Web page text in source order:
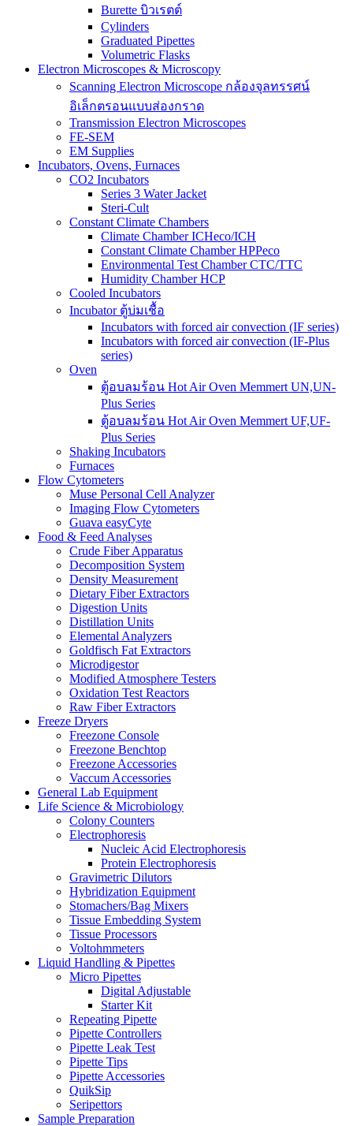
Burette บิวเรตต์
Cylinders
Graduated Pipettes
Volumetric Flasks
Electron Microscopes & Microscopy
Scanning Electron Microscope กล้องจุลทรรศน์
อิเล็กตรอนแบบส่องกราด
Transmission Electron Microscopes
FE-SEM
EM Supplies
Incubators, Ovens, Furnaces
CO2 Incubators
Series 3 Water Jacket
Steri-Cult
Constant Climate Chambers
Climate Chamber ICHeco/ICH
Constant Climate Chamber HPPeco
Environmental Test Chamber CTC/TTC
Humidity Chamber HCP
Cooled Incubators
Incubator ตู้บ่มเชื้อ
Incubators with forced air convection (IF series)
Incubators with forced air convection (IF-Plus
series)
Oven
ตู้อบลมร้อน Hot Air Oven Memmert UN,UN-
Plus Series
ตู้อบลมร้อน Hot Air Oven Memmert UF,UF-
Plus Series
Shaking Incubators
Furnaces
Flow Cytometers
Muse Personal Cell Analyzer
Imaging Flow Cytometers
Guava easyCyte
Food & Feed Analyses
Crude Fiber Apparatus
Decomposition System
Density Measurement
Dietary Fiber Extractors
Digestion Units
Distillation Units
Elemental Analyzers
Goldfisch Fat Extractors
Microdigestor
Modified Atmosphere Testers
Oxidation Test Reactors
Raw Fiber Extractors
Freeze Dryers
Freezone Console
Freezone Benchtop
Freezone Accessories
Vaccum Accessories
General Lab Equipment
Life Science & Microbiology
Colony Counters
Electrophoresis
Nucleic Acid Electrophoresis
Protein Electrophoresis
Gravimetric Dilutors
Hybridization Equipment
Stomachers/Bag Mixers
Tissue Embedding System
Tissue Processors
Voltohmmeters
Liquid Handling & Pipettes
Micro Pipettes
Digital Adjustable
Starter Kit
Repeating Pipette
Pipette Controllers
Pipette Leak Test
Pipette Tips
Pipette Accessories
QuikSip
Seripettors
Sample Preparation